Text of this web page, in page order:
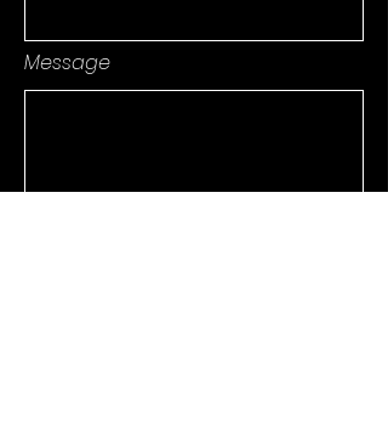
Message